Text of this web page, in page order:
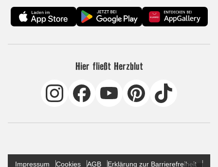
Hier fließt Herzblut
Impressum Cookies AGB Erklärung zur Barrierefreiheit